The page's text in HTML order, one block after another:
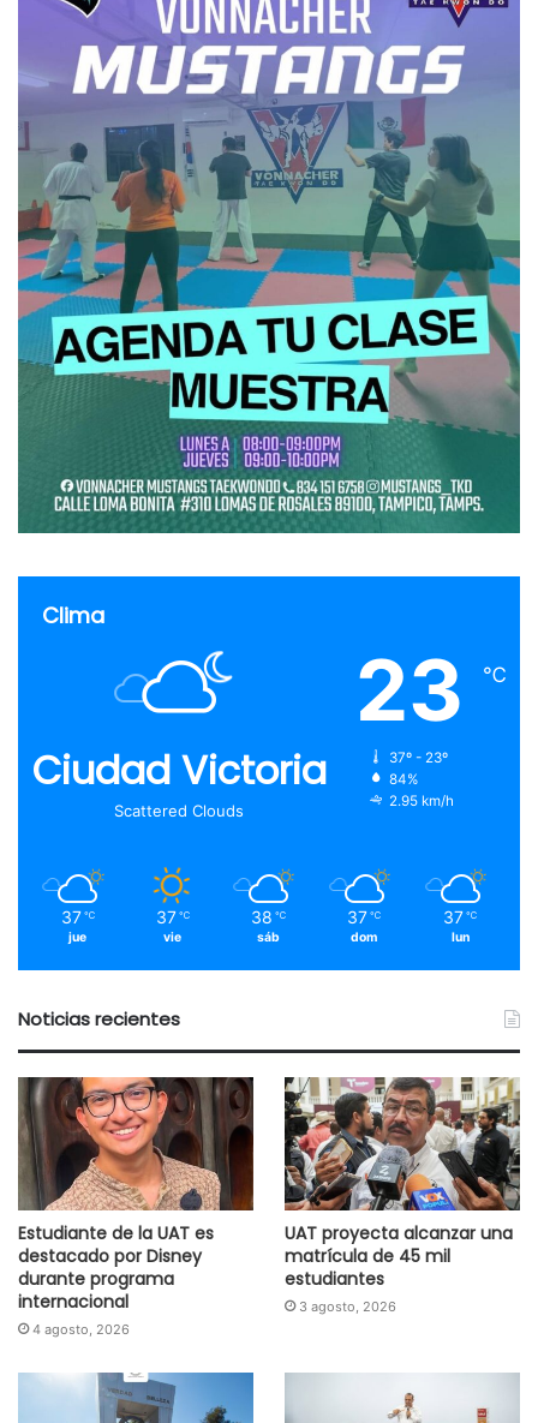
Clima
Ciudad Victoria
Scattered Clouds
23 ℃
37º - 23º
84%
2.95 km/h
37 ℃
jue
37 ℃
vie
38 ℃
sáb
37 ℃
dom
37 ℃
lun
Noticias recientes
Estudiante de la UAT es
destacado por Disney
durante programa
internacional
4 agosto, 2026
UAT proyecta alcanzar una
matrícula de 45 mil
estudiantes
3 agosto, 2026